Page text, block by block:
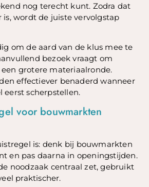
nog terecht kunt. Zodra dat
wordt de juiste vervolgstap
om de aard van de klus mee te
bezoek vraagt om
grotere materiaalronde.
effectiever benaderd wanneer
eerst scherpstellen.
voor bouwmarkten
is: denk bij bouwmarkten
en pas daarna in openingstijden.
noodzaak centraal zet, gebruikt
praktischer.